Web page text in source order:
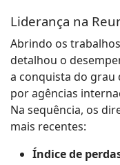
Liderança na
Abrindo os
detalhou o
a conquista do grau
por agências
Na sequência, os
mais recentes:
Índice de